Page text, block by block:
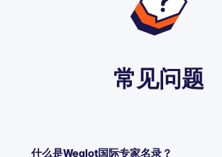
常见问题
什么是Weglot国际专家名录？